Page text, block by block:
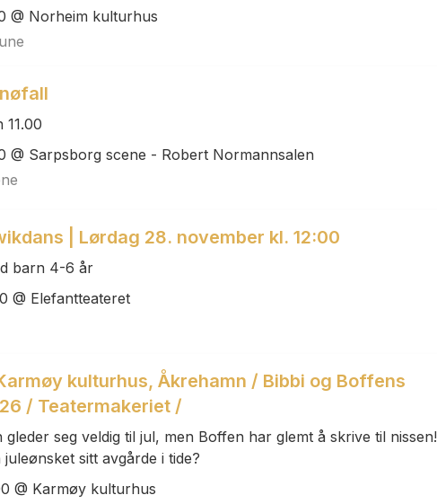
@ Norheim kulturhus
11.00
@ Sarpsborg scene - Robert Normannsalen
| Lørdag 28. november kl. 12:00
barn 4-6 år
@ Elefantteateret
kulturhus, Åkrehamn / Bibbi og Boffens
/ Teatermakeriet /
gleder seg veldig til jul, men Boffen har glemt å skrive til nissen!
sitt avgårde i tide?
@ Karmøy kulturhus